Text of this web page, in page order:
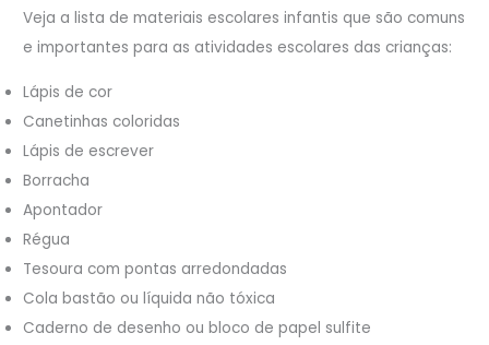
Veja a lista de materiais escolares infantis que são comuns
e importantes para as atividades escolares das crianças:
Lápis de cor
Canetinhas coloridas
Lápis de escrever
Borracha
Apontador
Régua
Tesoura com pontas arredondadas
Cola bastão ou líquida não tóxica
Caderno de desenho ou bloco de papel sulfite